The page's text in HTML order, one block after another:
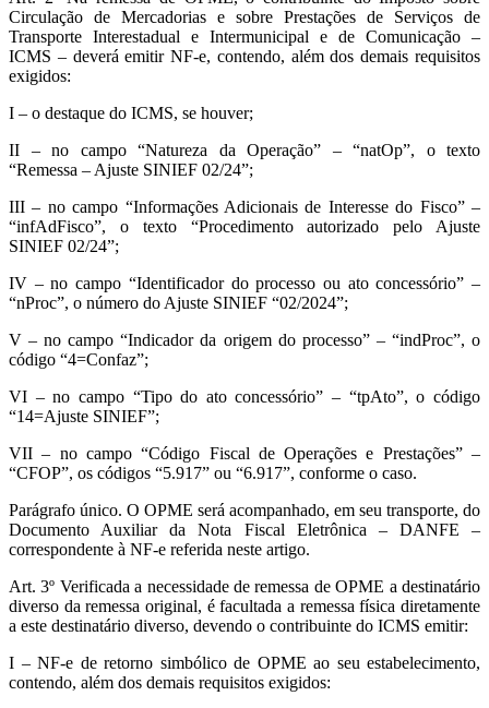
Circulação de Mercadorias e sobre Prestações de Serviços de
Transporte Interestadual e Intermunicipal e de Comunicação –
ICMS – deverá emitir NF-e, contendo, além dos demais requisitos
exigidos:
I – o destaque do ICMS, se houver;
II – no campo “Natureza da Operação” – “natOp”, o texto
“Remessa – Ajuste SINIEF 02/24”;
III – no campo “Informações Adicionais de Interesse do Fisco” –
“infAdFisco”, o texto “Procedimento autorizado pelo Ajuste
SINIEF 02/24”;
IV – no campo “Identificador do processo ou ato concessório” –
“nProc”, o número do Ajuste SINIEF “02/2024”;
V – no campo “Indicador da origem do processo” – “indProc”, o
código “4=Confaz”;
VI – no campo “Tipo do ato concessório” – “tpAto”, o código
“14=Ajuste SINIEF”;
VII – no campo “Código Fiscal de Operações e Prestações” –
“CFOP”, os códigos “5.917” ou “6.917”, conforme o caso.
Parágrafo único. O OPME será acompanhado, em seu transporte, do
Documento Auxiliar da Nota Fiscal Eletrônica – DANFE –
correspondente à NF-e referida neste artigo.
Art. 3º Verificada a necessidade de remessa de OPME a destinatário
diverso da remessa original, é facultada a remessa física diretamente
a este destinatário diverso, devendo o contribuinte do ICMS emitir:
I – NF-e de retorno simbólico de OPME ao seu estabelecimento,
contendo, além dos demais requisitos exigidos: